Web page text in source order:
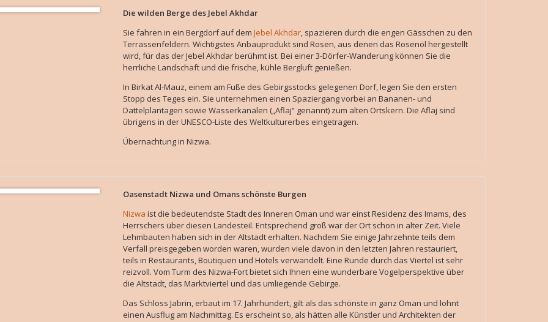
Die wilden Berge des Jebel Akhdar
Sie fahren in ein Bergdorf auf dem Jebel Akhdar, spazieren durch die engen Gässchen zu den
Terrassenfeldern. Wichtigstes Anbauprodukt sind Rosen, aus denen das Rosenöl hergestellt
wird, für das der Jebel Akhdar berühmt ist. Bei einer 3-Dörfer-Wanderung können Sie die
herrliche Landschaft und die frische, kühle Bergluft genießen.
In Birkat Al-Mauz, einem am Fuße des Gebirgsstocks gelegenen Dorf, legen Sie den ersten
Stopp des Teges ein. Sie unternehmen einen Spaziergang vorbei an Bananen- und
Dattelplantagen sowie Wasserkanälen („Aflaj“ genannt) zum alten Ortskern. Die Aflaj sind
übrigens in der UNESCO-Liste des Weltkulturerbes eingetragen.
Übernachtung in Nizwa.
Oasenstadt Nizwa und Omans schönste Burgen
Nizwa ist die bedeutendste Stadt des Inneren Oman und war einst Residenz des Imams, des
Herrschers über diesen Landesteil. Entsprechend groß war der Ort schon in alter Zeit. Viele
Lehmbauten haben sich in der Altstadt erhalten. Nachdem Sie einige Jahrzehnte teils dem
Verfall preisgegeben worden waren, wurden viele davon in den letzten Jahren restauriert,
teils in Restaurants, Boutiquen und Hotels verwandelt. Eine Runde durch das Viertel ist sehr
reizvoll. Vom Turm des Nizwa-Fort bietet sich Ihnen eine wunderbare Vogelperspektive über
die Altstadt, das Marktviertel und das umliegende Gebirge.
Das Schloss Jabrin, erbaut im 17. Jahrhundert, gilt als das schönste in ganz Oman und lohnt
einen Ausflug am Nachmittag. Es erscheint so, als hätten alle Künstler und Architekten der